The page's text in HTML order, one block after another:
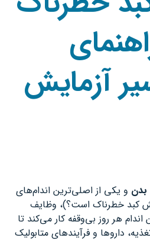
آزمایش
بدن و یکی از اصلی‌ترین اندام‌های
کبد خطرناک است؟)، وظایف
اندام هر روز بی‌وقفه کار می‌کند تا
داروها و فرآیندهای متابولیک